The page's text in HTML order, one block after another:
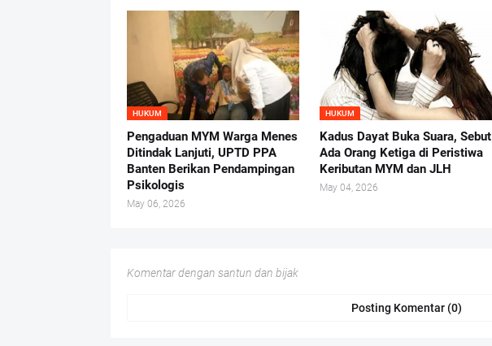
HUKUM
Pengaduan MYM Warga Menes
Ditindak Lanjuti, UPTD PPA
Banten Berikan Pendampingan
Psikologis
May 06, 2026
HUKUM
Kadus Dayat Buka Suara, Sebut
Ada Orang Ketiga di Peristiwa
Keributan MYM dan JLH
May 04, 2026
Komentar dengan santun dan bijak
Posting Komentar (0)